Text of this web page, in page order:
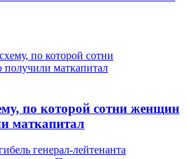
по которой сотни женщин
маткапитал